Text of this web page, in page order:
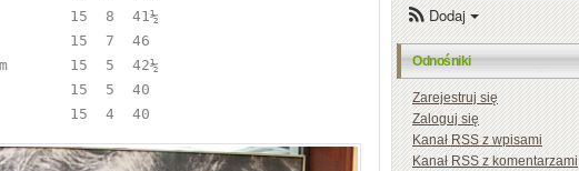
15  8  41½
15  7  46
15  5  42½
15  5  40
15  4  40
Dodaj
Odnośniki
Zarejestruj się
Zaloguj się
KanałRSSz wpisami
KanałRSSz komentarzami